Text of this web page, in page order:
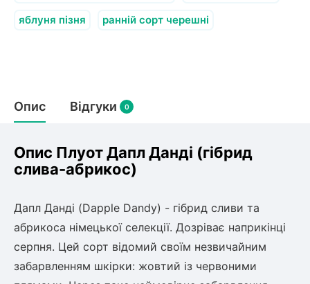
яблуня пізня ранній сорт черешні
Опис Відгуки 0
Опис Плуот Дапл Данді (гібрид
слива-абрикос)
Дапл Данді (Dapple Dandy) - гібрид сливи та
абрикоса німецької селекції. Дозріває наприкінці
серпня. Цей сорт відомий своїм незвичайним
забарвленням шкірки: жовтий із червоними